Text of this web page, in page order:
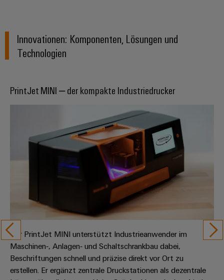
Innovationen: Komponenten, Lösungen und
Technologien
PrintJet MINI – der kompakte Industriedrucker
Der PrintJet MINI unterstützt Industrieanwender im
Maschinen‑, Anlagen‑ und Schaltschrankbau dabei,
Beschriftungen schnell und präzise direkt vor Ort zu
erstellen. Er ergänzt zentrale Druckstationen als dezentrale